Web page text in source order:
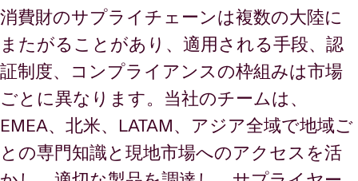
消費財のサプライチェーンは複数の大陸に
またがることがあり、適用される手段、認
証制度、コンプライアンスの枠組みは市場
ごとに異なります。当社のチームは、
EMEA、北米、LATAM、アジア全域で地域ご
との専門知識と現地市場へのアクセスを活